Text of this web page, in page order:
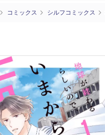
コミックス シルフコミックス